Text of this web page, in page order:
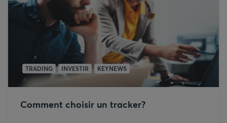
TRADING INVESTIR KEYNEWS
Comment choisir un tracker?